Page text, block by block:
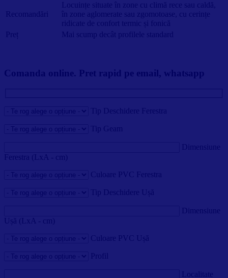
Recomandări
Locuințe situate în zone cu climă rece sau caldă,
în zone aglomerate sau zgomotoase, cu cerințe
ridicate de confort termic și fonică
Preț
Mai scump decât profilele standard
Comanda online. Pret rapid pe email, whatsapp
Tip Deschidere Ferestra
Tip Geam
Dimensiune
Ferestra (LxA - cm)
Culoare PVC Ferestra
Tip Deschidere Ușă
Dimensiune
Ușă (LxA - cm)
Culoare PVC Ușă
Profil
Localitate